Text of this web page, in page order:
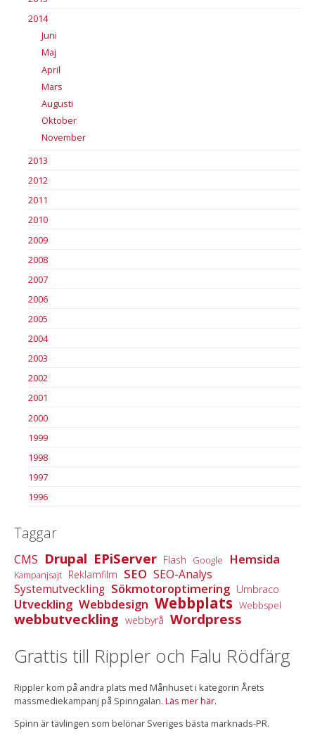
2014
Juni
Maj
April
Mars
Augusti
Oktober
November
2013
2012
2011
2010
2009
2008
2007
2006
2005
2004
2003
2002
2001
2000
1999
1998
1997
1996
Taggar
CMS Drupal EPiServer Flash Google Hemsida
Kampanjsajt Reklamfilm SEO SEO-Analys
Systemutveckling Sökmotoroptimering Umbraco
Utveckling Webbdesign Webbplats Webbspel
webbutveckling webbyrå Wordpress
Grattis till Rippler och Falu Rödfärg
Rippler kom på andra plats med Månhuset i kategorin Årets
massmediekampanj på Spinngalan. Läs mer här.
Spinn är tävlingen som belönar Sveriges bästa marknads-PR.